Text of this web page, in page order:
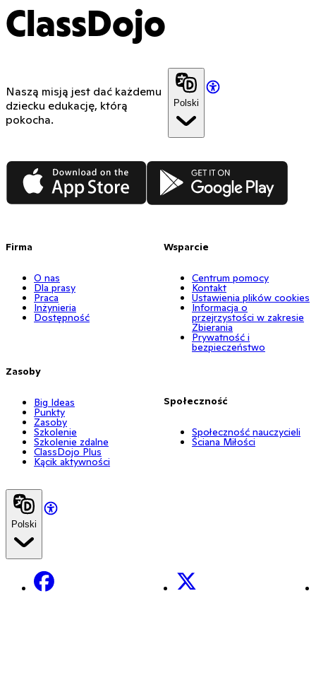
ClassDojo
Naszą misją jest dać każdemu
dziecku edukację, którą
pokocha.
Polski
App Store Google Play
Firma
O nas
Dla prasy
Praca
Inżynieria
Dostępność
Zasoby
Big Ideas
Punkty
Zasoby
Szkolenie
Szkolenie zdalne
ClassDojo Plus
Kącik aktywności
Wsparcie
Centrum pomocy
Kontakt
Ustawienia plików cookies
Informacja o
przejrzystości w zakresie
Zbierania
Prywatność i
bezpieczeństwo
Społeczność
Społeczność nauczycieli
Ściana Miłości
Polski
Facebook X